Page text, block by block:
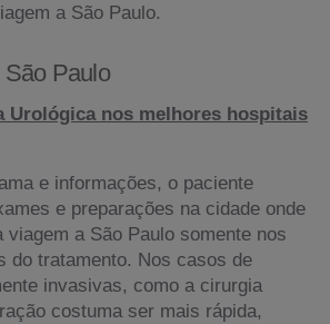
a São Paulo.
Paulo
Urológica nos melhores hospitais
e informações, o paciente
e preparações na cidade onde
viagem a São Paulo somente nos
do tratamento. Nos casos de
invasivas, como a cirurgia
costuma ser mais rápida,